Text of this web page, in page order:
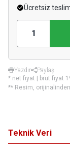
Ücretsiz
Yazdır
Paylaş
* net fiyat | brüt fiyat
** Resim,
Teknik Veri